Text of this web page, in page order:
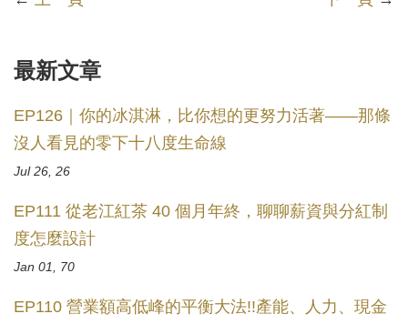
最新文章
EP126｜你的冰淇淋，比你想的更努力活著——那條
沒人看見的零下十八度生命線
Jul 26, 26
EP111 從老江紅茶 40 個月年終，聊聊薪資與分紅制
度怎麼設計
Jan 01, 70
EP110 營業額高低峰的平衡大法!!產能、人力、現金